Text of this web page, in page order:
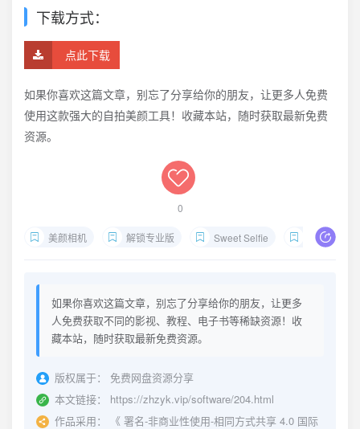
下载方式：
点此下载
如果你喜欢这篇文章，别忘了分享给你的朋友，让更多人免费
使用这款强大的自拍美颜工具！收藏本站，随时获取最新免费
资源。
0
美颜相机 解锁专业版 Sweet Selfie 照片编辑
如果你喜欢这篇文章，别忘了分享给你的朋友，让更多
人免费获取不同的影视、教程、电子书等稀缺资源！收
藏本站，随时获取最新免费资源。
版权属于：
免费网盘资源分享
本文链接：
https://zhzyk.vip/software/204.html
作品采用：
《 署名-非商业性使用-相同方式共享 4.0 国际